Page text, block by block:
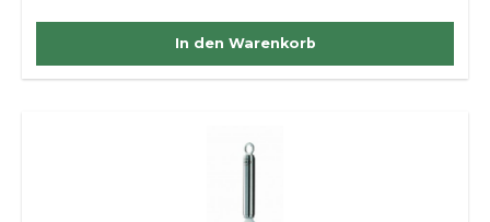
In den Warenkorb